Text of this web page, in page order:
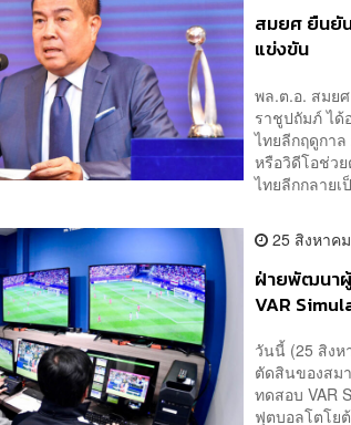
สมยศ ยืนยัน
แข่งขัน
พล.ต.อ. สมย
ราชูปถัมภ์ ไ
ไทยลีกฤดูกา
หรือวิดีโอช่ว
ไทยลีกกลาย
25 สิงหาค
ฝ่ายพัฒนาผู้
VAR
วันนี้ (25 สิง
ตัดสินของสม
ทดสอบ VAR
ฟุตบอลโตโย